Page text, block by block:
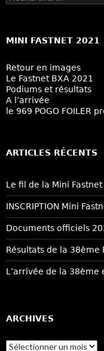
MINI FASTNET 2021
Retour en images
Le Fastnet BXA 2021
Podiums et résultats
A l’arrivée
le 969 POGO FOILER
ARTICLES RÉCENTS
Le fil de la Mini
INSCRIPTION Mini
Documents officiels
Résultats de la 38ème
L’arrivée de la 38ème
ARCHIVES
Archives